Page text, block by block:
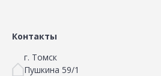
Контакты
г. Томск
Пушкина 59/1